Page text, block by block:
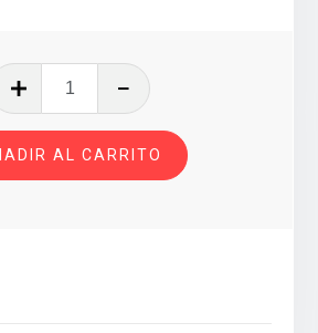
MANDIL
cantidad
AL CARRITO